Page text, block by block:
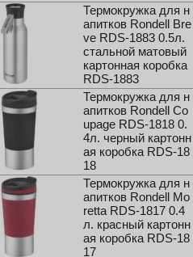
Термокружка для н
апитков Rondell Bre
ve RDS-1883 0.5л.
стальной матовый
картонная коробка
RDS-1883
Термокружка для н
апитков Rondell Co
upage RDS-1818 0.
4л. черный картонн
ая коробка RDS-18
18
Термокружка для н
апитков Rondell Mo
retta RDS-1817 0.4
л. красный картонн
ая коробка RDS-18
17